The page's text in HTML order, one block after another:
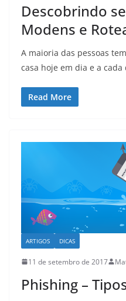
Descobrindo
Modens e
A maioria das pessoas
casa hoje em dia e a
Read More
ARTIGOS DICAS
11 de setembro de 2017
Phishing –